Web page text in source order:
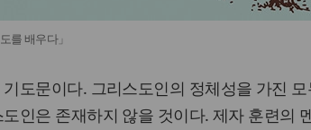
를 배우다」
도문이다. 그리스도인의 정체성을 가진
인은 존재하지 않을 것이다. 제자 훈련의